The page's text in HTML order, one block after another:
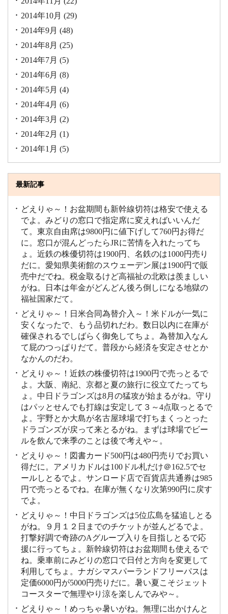
2014年10月 (29)
2014年9月 (48)
2014年8月 (25)
2014年7月 (5)
2014年6月 (8)
2014年5月 (4)
2014年4月 (6)
2014年3月 (2)
2014年2月 (1)
2014年1月 (5)
最新記事
どえりゃ～！お盆期間も新幹線切符は格安で使える
でよ。みどりの窓口で指定席に変えればいいんだ
て。東京自由席は9800円に値下げして760円お得だ
に。窓口が混んどったらJRに苦情を入れたってち
ょ。近鉄の株優切符は1900円、名鉄のは1000円売り
だに。愛知県美術館のスウェーデン展は1900円で販
売中だでね。税金取るけど高福祉の北欧は羨ましい
がね。日本は年金がどんどん後ろ倒しになる地獄の
福祉国家だて。
どえりゃ～！日米合同為替介入～！米ドルが一気に
安くなったで、もう品切れだわ。数日以内に在庫が
確保されるでしばらく御免してちょ。為替加入なん
て屁のつっぱりだて。普段から経済を安定させとか
なかんのだわ。
どえりゃ～！近鉄の株優切符は1900円で売っとるで
よ。大阪、南紀、京都と夏の旅行に役立てたってち
ょ。中日ドラゴンズは8月の猛攻が始まるがね。守り
はパッとせんでも打線は安定して３～4点取っとるで
よ。宇野とか大島が名古屋球場で打ちまくっとった
ドラゴンズが戻って来とるがね。まずは球場でビー
ルを飲んで来季のことは後で考えや～。
どえりゃ～！図書カード500円は480円売りでお買い
得だに。アメリカドルは100ドル札だけ＠162.5でセ
ールしとるでよ。サンロード店で百貨店共通券は985
円で売っとるでね。在庫が無くなり次第990円に戻す
でよ。
どえりゃ～！中日ドラゴンズは5位広島を猛追しとる
がね。９月１２日までのチケットが並んどるでよ。
打撃好調で奇跡のAグループ入りを目指しとるで応
援に行ってちょ。新幹線切符はお盆期間も使えるで
ね。乗車前にみどりの窓口で日付と方向を変更して
利用してちょ。ナガシマスパーランドフリーパスは
定価6000円が5000円売りだに。暑い夏こそジェット
コースターで無理やり涼を楽しんでみや～。
どえりゃ～！めっちゃ暑いがね。無理に出かけんと